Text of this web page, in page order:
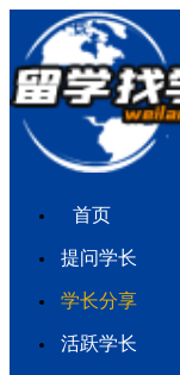
首页
提问学长
学长分享
活跃学长